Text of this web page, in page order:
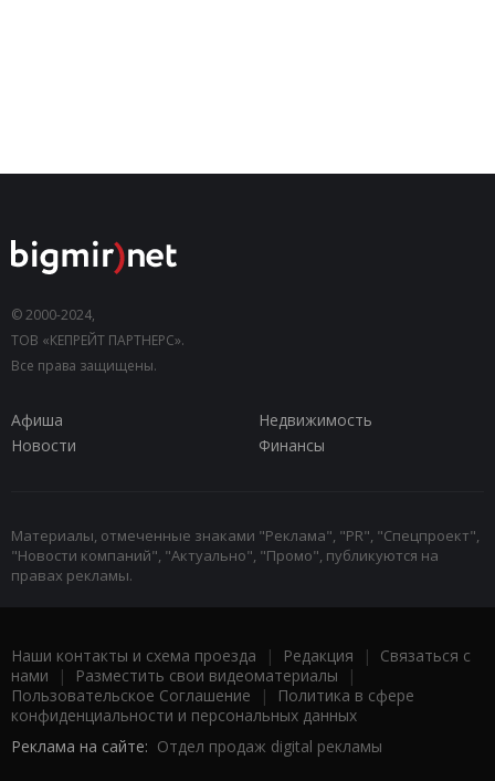
© 2000-2024,
ТОВ «КЕПРЕЙТ ПАРТНЕРС».
Все права защищены.
Афиша
Недвижимость
Новости
Финансы
Материалы, отмеченные знаками "Реклама", "PR", "Спецпроект",
"Новости компаний", "Актуально", "Промо", публикуются на
правах рекламы.
Наши контакты и схема проезда | Редакция | Связаться с
нами | Разместить свои видеоматериалы |
Пользовательское Соглашение |
Политика в сфере
конфиденциальности и персональных данных
Реклама на сайте: Отдел продаж digital рекламы